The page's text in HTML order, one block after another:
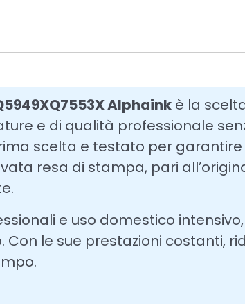
Alphaink è la
e di qualità professionale
scelta e testato per
resa di stampa, pari
e uso domestico
Con le sue prestazioni costanti,